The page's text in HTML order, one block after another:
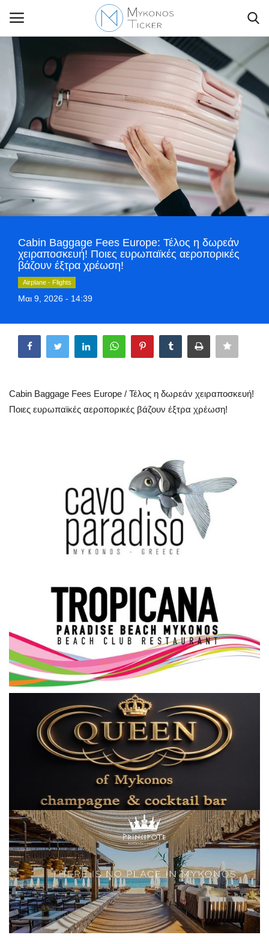
Contact Us
Politique
Business
Travel
World
Style Adorés
Greece
Arts & Culture
Sustainability
Science & Tech
Aegean Islands
Σεβασμιώτατος Δωρόθεος Β’
Cost Of Living Crisis
Opinion + Analysis
L’Art des Sens
Local Elections 2023
Elections 2023
Γλώσσα
Ελληνικά English
Cabin Baggage Fees Europe: Τέλος η δωρεάν
χειραποσκευή! Ποιες ευρωπαϊκές αεροπορικές
βάζουν έξτρα χρέωση!
Airplane - Flights
Μαι 9, 2026 - 14:39
Cabin Baggage Fees Europe / Τέλος η δωρεάν χειραποσκευή!
Ποιες ευρωπαϊκές αεροπορικές βάζουν έξτρα χρέωση!